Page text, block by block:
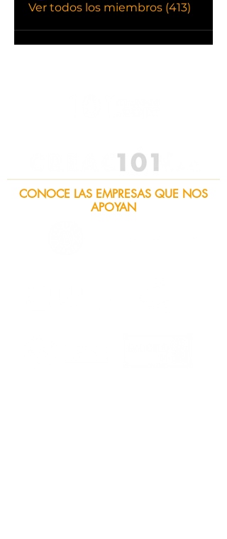
Ver todos los miembros (413)
CONOCE LAS EMPRESAS QUE NOS
APOYAN